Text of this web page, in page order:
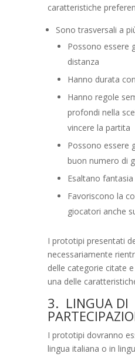
caratteristiche
Sono trasversali a
Possono essere
distanza
Hanno durata
Hanno regole
profondi nella
vincere la partita
Possono essere
buon numero di
Esaltano
Favoriscono la
giocatori anche
I prototipi presentati
necessariamente
delle categorie citate
una delle
3. LINGUA DI
I prototipi dovranno
lingua italiana o in